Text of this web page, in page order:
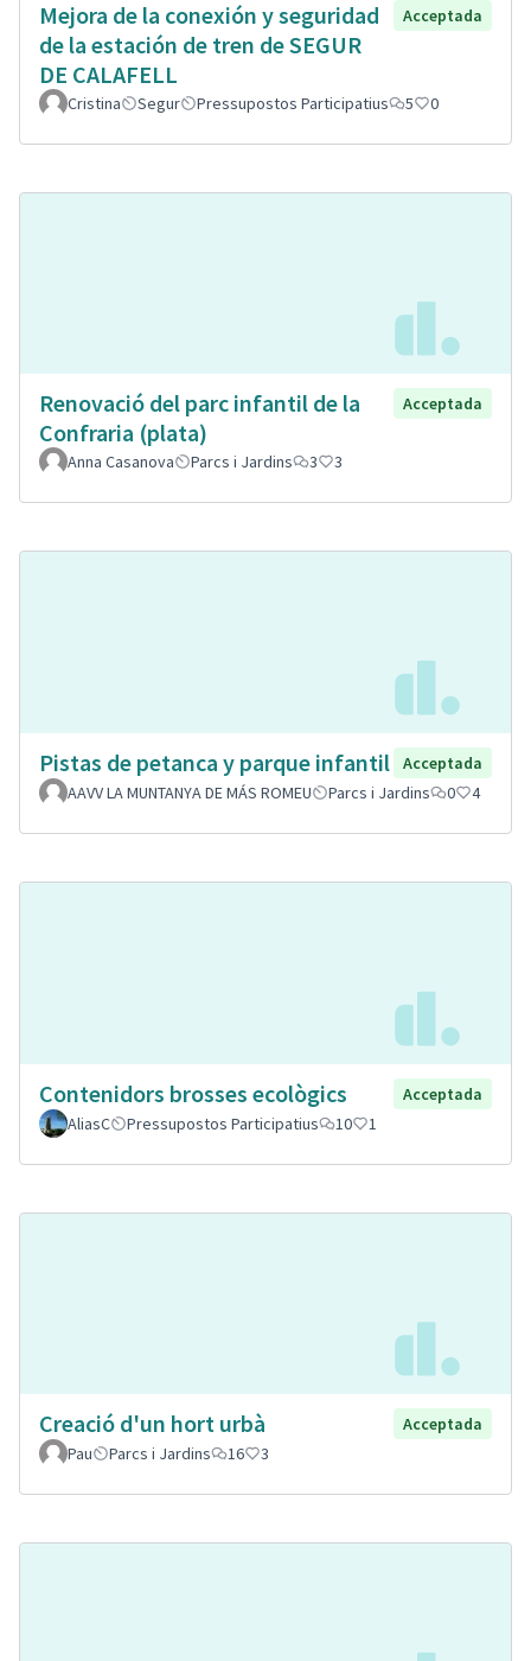
Mejora de la conexión y seguridad
de la estación de tren de SEGUR
DE CALAFELL
Acceptada
Cristina Segur Pressupostos Participatius 5 0
Renovació del parc infantil de la
Confraria (plata)
Acceptada
Anna Casanova Parcs i Jardins 3 3
Pistas de petanca y parque infantil
Acceptada
AAVV LA MUNTANYA DE MÁS ROMEU
Parcs i Jardins 0 4
Contenidors brosses ecològics
Acceptada
AliasC
Pressupostos Participatius 10 1
Creació d'un hort urbà
Acceptada
Pau
Parcs i Jardins 16 3